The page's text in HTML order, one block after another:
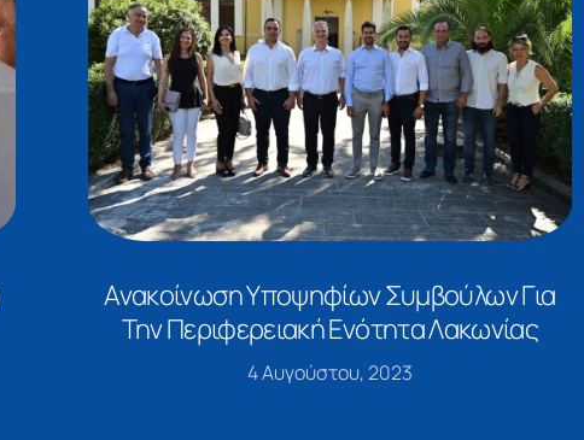
Ανακοίνωση Υποψηφίων Συμβούλων Για
Την Περιφερειακή Ενότητα Λακωνίας
4 Αυγούστου, 2023